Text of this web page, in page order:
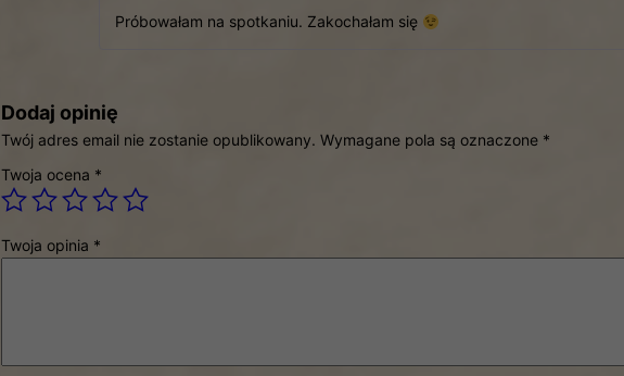
Próbowałam na spotkaniu. Zakochałam się
Dodaj opinię
Twój adres email nie zostanie opublikowany. Wymagane pola są oznaczone *
Twoja ocena *
Twoja opinia *